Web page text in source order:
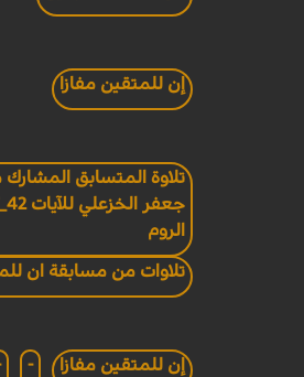
إن للمتقين مفازا
تلاوة المتسابق المشارك
الروم
تلاوات من مسابقة ان
إن للمتقين مفازا -